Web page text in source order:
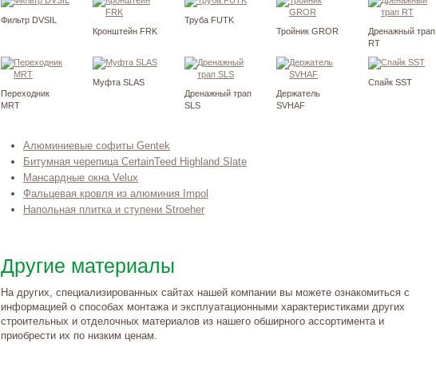
Фильтр DVSIL
Кронштейн FRK
Труба FUTK
Тройник GROR
Дренажный трап
RT
Переходник
MRT
Муфта SLAS
Дренажный трап
SLS
Держатель
SVHAF
Спайк SST
Алюминиевые софиты Gentek
Битумная черепица CertainTeed Highland Slate
Мансардные окна Velux
Фальцевая кровля из алюминия Impol
Напольная плитка и ступени Stroeher
Другие материалы
На других, специализированных сайтах нашей компании вы можете ознакомиться с
информацией о способах монтажа и эксплуатационными характеристиками других
строительных и отделочных материалов из нашего обширного ассортимента и
приобрести их по низким ценам.